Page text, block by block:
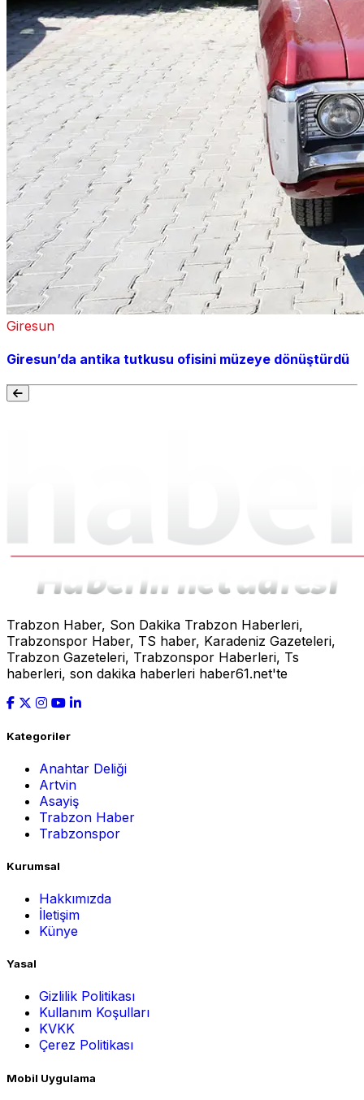
Giresun
Giresun’da antika tutkusu ofisini müzeye dönüştürdü
Trabzon Haber, Son Dakika Trabzon Haberleri,
Trabzonspor Haber, TS haber, Karadeniz Gazeteleri,
Trabzon Gazeteleri, Trabzonspor Haberleri, Ts
haberleri, son dakika haberleri haber61.net'te
Kategoriler
Anahtar Deliği
Artvin
Asayiş
Trabzon Haber
Trabzonspor
Kurumsal
Hakkımızda
İletişim
Künye
Yasal
Gizlilik Politikası
Kullanım Koşulları
KVKK
Çerez Politikası
Mobil Uygulama